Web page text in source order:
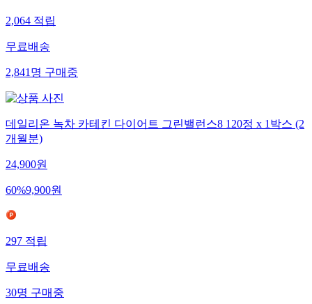
2,064적립
무료배송
2,841명구매중
데일리온 녹차 카테킨 다이어트 그린밸런스8 120정 x 1박스 (2
개월분)
24,900원
60%9,900원
297적립
무료배송
30명구매중